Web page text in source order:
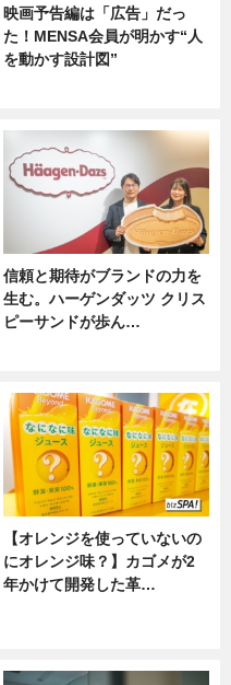
映画予告編は「広告」だっ
た！MENSA会員が明かす“人
を動かす設計図”
信頼と期待がブランドの力を
生む。ハーゲンダッツ クリス
ピーサンドが歩ん…
【オレンジを使っていないの
にオレンジ味？】カゴメが2
年かけて開発した革…